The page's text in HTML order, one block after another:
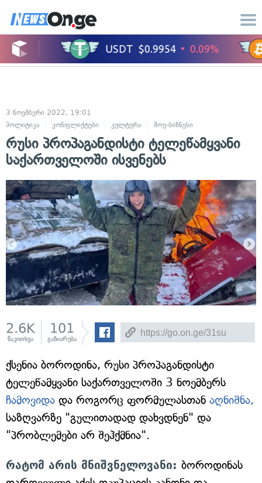
3 ნოემბერი 2022, 19:01
პოლიტიკა
კონფლიქტები კულტურა შოუ-ბიზნესი
რუსი პროპაგანდისტი ტელეწამყვანი
საქართველოში ისვენებს
2.6K
წაკითხვა
101
გაზიარება
ქსენია ბოროდინა, რუსი პროპაგანდისტი
ტელეწამყვანი საქართველოში 3 ნოემბერს
ჩამოვიდა და როგორც ფორმულასთან აღნიშნა,
საზღვარზე "გულითადად დახვდნენ" და
"პრობლემები არ შეჰქმნია".
რატომ არის მნიშვნელოვანი: ბოროდინას